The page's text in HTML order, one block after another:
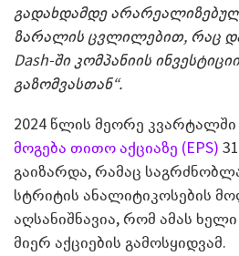
გადახდამდე
ზარალის ცვლილებით, რაც
Dash-ში კომპანიის
გაზომვასთან“.
2024 წლის მეორე კვარტალში
მოგება თითო აქციაზე (EPS)
გაიზარდა, რამაც
სტრიტის ანალიტიკოსების
აღსანიშნავია, რომ ამას
მიერ აქციების გამოსყიდვამ.